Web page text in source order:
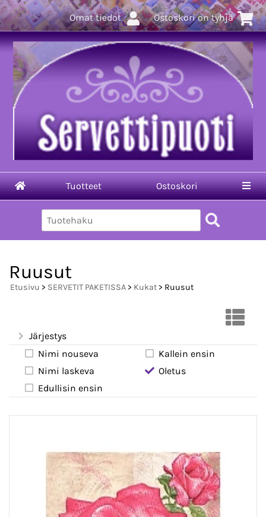
Omat tiedot Ostoskori on tyhjä
Tuotteet Ostoskori
Ruusut
Etusivu > SERVETIT PAKETISSA> Kukat> Ruusut
Järjestys
Nimi nouseva
Nimi laskeva
Edullisin ensin
Kallein ensin
Oletus